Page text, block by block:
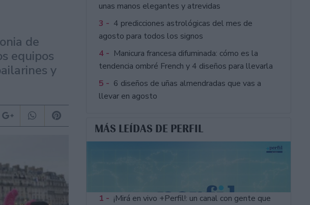
de
equipos
y
unas manos elegantes y atrevidas
3 - 4 predicciones astrológicas del mes de
agosto para todos los signos
4 - Manicura francesa difuminada: cómo es la
tendencia ombré French y 4 diseños para llevarla
5 - 6 diseños de uñas almendradas que vas a
llevar en agosto
MÁS LEÍDAS DE PERFIL
1 - ¡Mirá en vivo +Perfil!: un canal con gente que